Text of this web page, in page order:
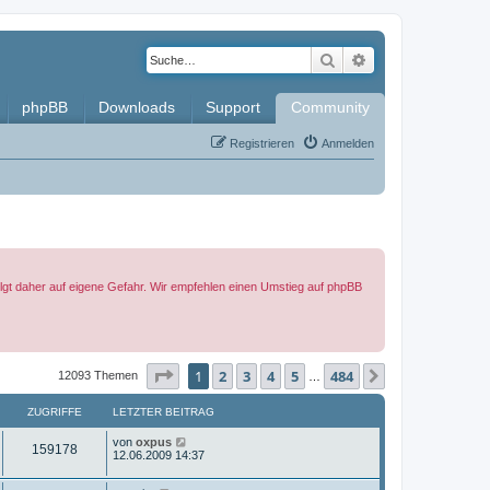
Suche
phpBB Downloads Support Community
Anmelden
Registrieren
daher auf eigene Gefahr. Wir empfehlen einen Umstieg auf phpBB
12093 Themen Seite 1von 484
1 2 3 4 5 484
ZUGRIFFE LETZTER BEITRAG
159178Z
u
L
e
z
von oxpus
12.06.2009 14:37